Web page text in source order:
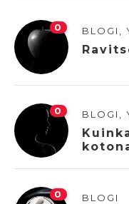
0 BLOGI
0 BLOGI
0 BLOGI